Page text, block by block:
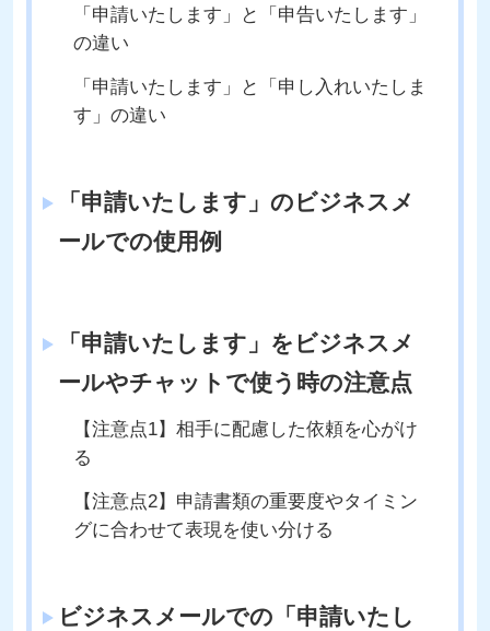
「申請いたします」と「申告いたします」
の違い
「申請いたします」と「申し入れいたしま
す」の違い
「申請いたします」のビジネスメ
ールでの使用例
「申請いたします」をビジネスメ
ールやチャットで使う時の注意点
【注意点1】相手に配慮した依頼を心がけ
る
【注意点2】申請書類の重要度やタイミン
グに合わせて表現を使い分ける
ビジネスメールでの「申請いたし